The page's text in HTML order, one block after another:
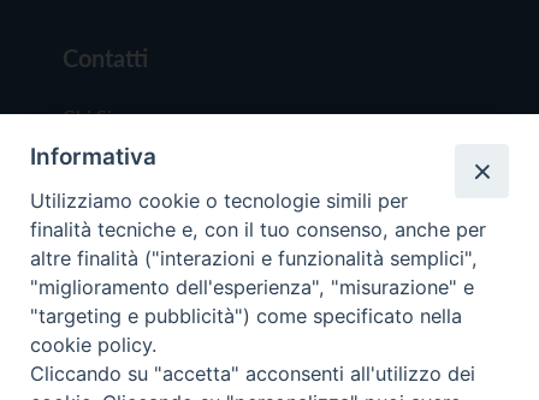
Contatti
Chi Siamo
Redazione
Scrivici
Copyright © 2019 - Tutti i diritti riservati - Vita
Trentina Editrice
Informativa
Utilizziamo cookie o tecnologie simili per
finalità tecniche e, con il tuo consenso, anche per
altre finalità ("interazioni e funzionalità semplici",
"miglioramento dell'esperienza", "misurazione" e
"targeting e pubblicità") come specificato nella
cookie policy.
Cliccando su "accetta" acconsenti all'utilizzo dei